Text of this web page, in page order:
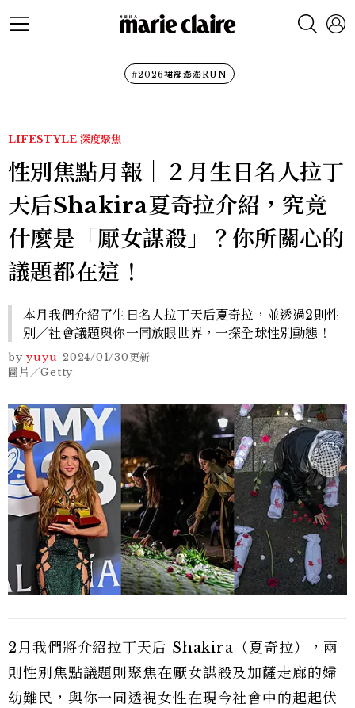
#2026裙襬澎澎RUN
LIFESTYLE 深度聚焦
性別焦點月報｜２月生日名人拉丁
天后Shakira夏奇拉介紹，究竟
什麼是「厭女謀殺」？你所關心的
議題都在這！
本月我們介紹了生日名人拉丁天后夏奇拉，並透過2則性
別／社會議題與你一同放眼世界，一探全球性別動態！
by yuyu-2024/01/30更新
圖片／Getty
2月我們將介紹拉丁天后 Shakira（夏奇拉），兩
則性別焦點議題則聚焦在厭女謀殺及加薩走廊的婦
幼難民，與你一同透視女性在現今社會中的起起伏